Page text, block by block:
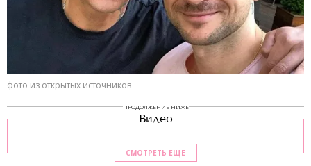
фото из открытых источников
ПРОДОЛЖЕНИЕ НИЖЕ
Видео
СМОТРЕТЬ ЕЩЕ